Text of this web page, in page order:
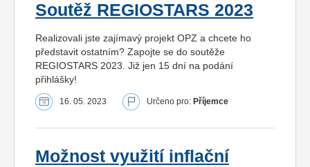
Soutěž REGIOSTARS 2023
Realizovali jste zajímavý projekt OPZ a chcete ho
představit ostatním? Zapojte se do soutěže
REGIOSTARS 2023. Již jen 15 dní na podání
přihlášky!
16. 05. 2023 Určeno pro: Příjemce
Možnost využití inflační